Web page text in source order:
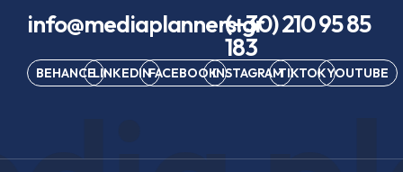
info@mediaplanners.gr(+30) 210 95 85
183
BEHANCELINKEDINFACEBOOKINSTAGRAMTIKTOKYOUTUBE